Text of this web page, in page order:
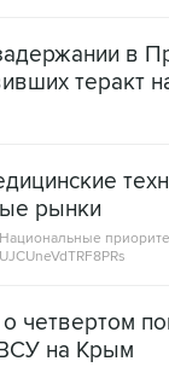
в
теракт
рынки
четвертом
ВСУ на Крым